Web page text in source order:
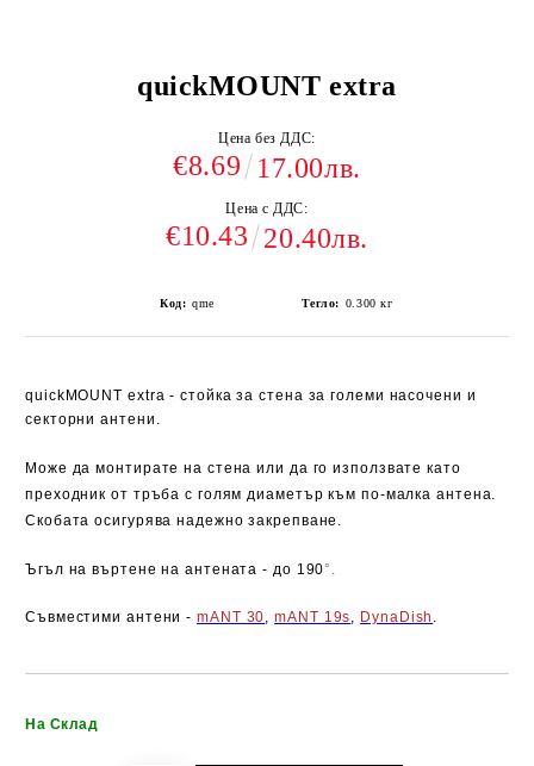
quickMOUNT extra
Цена без ДДС:
€8.69 17.00лв.
Цена с ДДС:
€10.43 20.40лв.
Код: qme Тегло: 0.300 кг
quickMOUNT extra- стойка за стена за големи насочени и
секторни антени.
Може да монтирате на стена или да го използвате като
преходник от тръба с голям диаметър към по-малка антена.
Скобата осигурява надежно закрепване.
Ъгъл на въртене на антената - до 190°.
Съвместими антени - mANT 30,mANT 19s, DynaDish .
На Склад